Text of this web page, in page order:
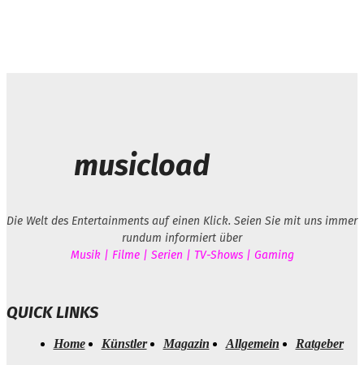
musicload
Die Welt des Entertainments auf einen Klick. Seien Sie mit uns immer
rundum informiert über
Musik | Filme | Serien | TV-Shows | Gaming
QUICK LINKS
Home Künstler Magazin Allgemein Ratgeber